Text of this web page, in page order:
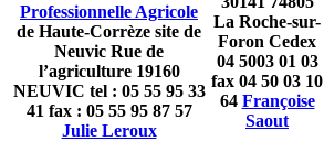
Professionnelle Agricole
de Haute-Corrèze site de
Neuvic Rue de
l’agriculture 19160
NEUVIC tel : 05 55 95 33
41 fax : 05 55 95 87 57
Julie Leroux
La Roche-sur-
Foron Cedex
04 5003 01 03
fax 04 50 03 10
64 Françoise
Saout